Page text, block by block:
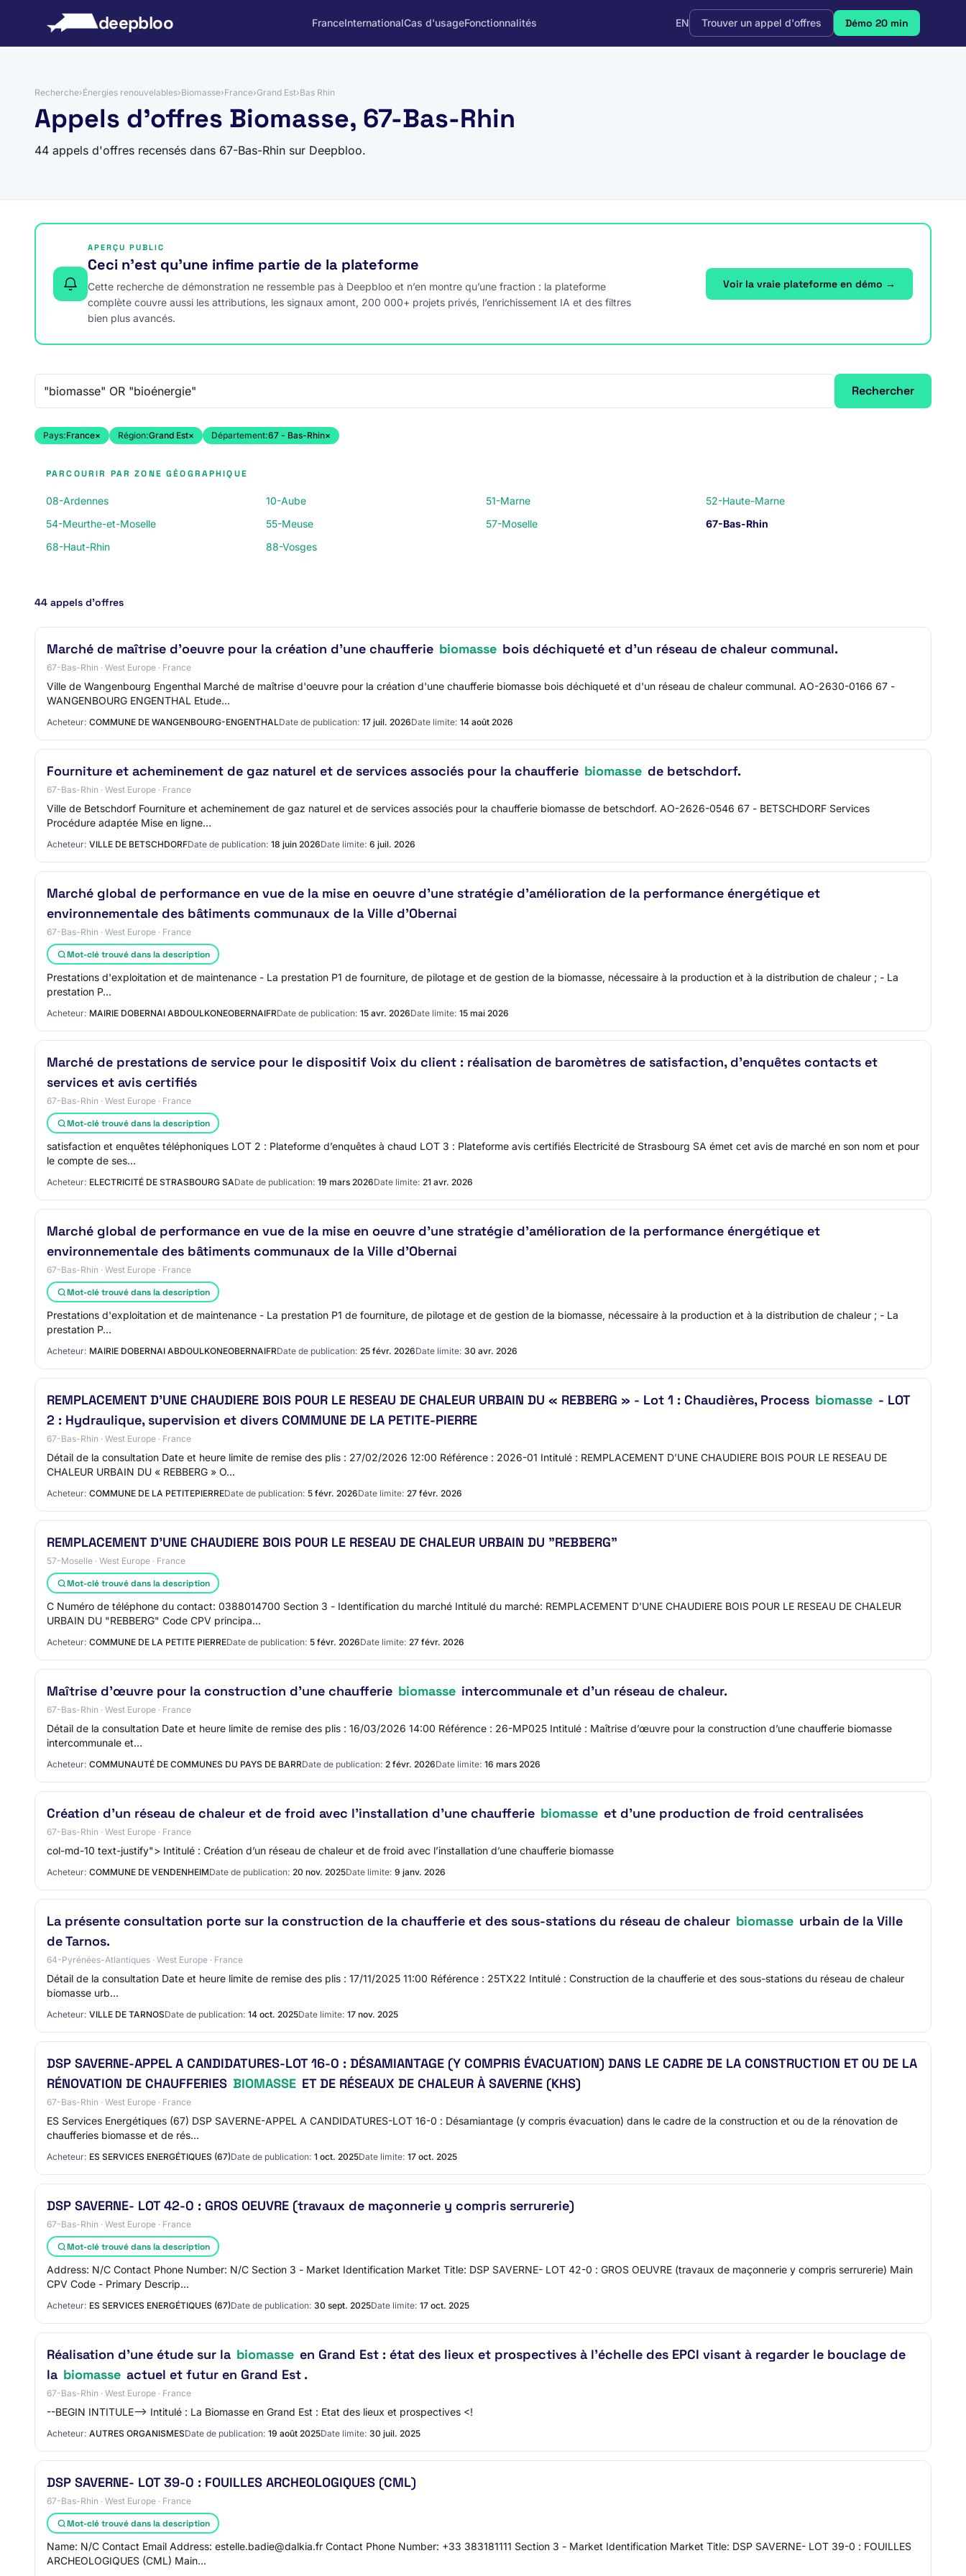
deepbloo FranceInternationalCas d'usageFonctionnalités EN Trouver un appel d'offres Démo 20 min
Recherche›Énergies renouvelables›Biomasse›France›Grand Est›Bas Rhin
Appels d'offres Biomasse, 67-Bas-Rhin
44 appels d'offres recensés dans 67-Bas-Rhin sur Deepbloo.
APERÇU PUBLIC
Ceci n’est qu’une infime partie de la plateforme
Cette recherche de démonstration ne ressemble pas à Deepbloo et n’en montre qu’une fraction : la plateforme
complète couvre aussi les attributions, les signaux amont, 200 000+ projets privés, l’enrichissement IA et des filtres
bien plus avancés.
Voir la vraie plateforme en démo →
Rechercher
Pays:France× Région:Grand Est× Département:67 - Bas-Rhin×
PARCOURIR PAR ZONE GÉOGRAPHIQUE
08-Ardennes 10-Aube 51-Marne
52-Haute-Marne
54-Meurthe-et-Moselle
55-Meuse 57-Moselle
67-Bas-Rhin
68-Haut-Rhin
88-Vosges
44 appels d’offres
Marché de maîtrise d'oeuvre pour la création d'une chaufferie biomasse bois déchiqueté et d'un réseau de chaleur communal.
67-Bas-Rhin · West Europe · France
Ville de Wangenbourg Engenthal Marché de maîtrise d'oeuvre pour la création d'une chaufferie biomasse bois déchiqueté et d'un réseau de chaleur communal. AO-2630-0166 67 -
WANGENBOURG ENGENTHAL Etude…
Acheteur: COMMUNE DE WANGENBOURG-ENGENTHALDate de publication: 17 juil. 2026Date limite: 14 août 2026
Fourniture et acheminement de gaz naturel et de services associés pour la chaufferie biomasse de betschdorf.
67-Bas-Rhin · West Europe · France
Ville de Betschdorf Fourniture et acheminement de gaz naturel et de services associés pour la chaufferie biomasse de betschdorf. AO-2626-0546 67 - BETSCHDORF Services
Procédure adaptée Mise en ligne…
Acheteur: VILLE DE BETSCHDORFDate de publication: 18 juin 2026Date limite: 6 juil. 2026
Marché global de performance en vue de la mise en oeuvre d'une stratégie d'amélioration de la performance énergétique et
environnementale des bâtiments communaux de la Ville d'Obernai
67-Bas-Rhin · West Europe · France
Mot-clé trouvé dans la description
Prestations d'exploitation et de maintenance - La prestation P1 de fourniture, de pilotage et de gestion de la biomasse, nécessaire à la production et à la distribution de chaleur ; - La
prestation P…
Acheteur: MAIRIE DOBERNAI ABDOULKONEOBERNAIFRDate de publication: 15 avr. 2026Date limite: 15 mai 2026
Marché de prestations de service pour le dispositif Voix du client : réalisation de baromètres de satisfaction, d’enquêtes contacts et
services et avis certifiés
67-Bas-Rhin · West Europe · France
Mot-clé trouvé dans la description
satisfaction et enquêtes téléphoniques LOT 2 : Plateforme d’enquêtes à chaud LOT 3 : Plateforme avis certifiés Electricité de Strasbourg SA émet cet avis de marché en son nom et pour
le compte de ses…
Acheteur: ELECTRICITÉ DE STRASBOURG SADate de publication: 19 mars 2026Date limite: 21 avr. 2026
Marché global de performance en vue de la mise en oeuvre d'une stratégie d'amélioration de la performance énergétique et
environnementale des bâtiments communaux de la Ville d'Obernai
67-Bas-Rhin · West Europe · France
Mot-clé trouvé dans la description
Prestations d'exploitation et de maintenance - La prestation P1 de fourniture, de pilotage et de gestion de la biomasse, nécessaire à la production et à la distribution de chaleur ; - La
prestation P…
Acheteur: MAIRIE DOBERNAI ABDOULKONEOBERNAIFRDate de publication: 25 févr. 2026Date limite: 30 avr. 2026
REMPLACEMENT D’UNE CHAUDIERE BOIS POUR LE RESEAU DE CHALEUR URBAIN DU « REBBERG » - Lot 1 : Chaudières, Process biomasse - LOT
2 : Hydraulique, supervision et divers COMMUNE DE LA PETITE-PIERRE
67-Bas-Rhin · West Europe · France
Détail de la consultation Date et heure limite de remise des plis : 27/02/2026 12:00 Référence : 2026-01 Intitulé : REMPLACEMENT D’UNE CHAUDIERE BOIS POUR LE RESEAU DE
CHALEUR URBAIN DU « REBBERG » O…
Acheteur: COMMUNE DE LA PETITEPIERREDate de publication: 5 févr. 2026Date limite: 27 févr. 2026
REMPLACEMENT D'UNE CHAUDIERE BOIS POUR LE RESEAU DE CHALEUR URBAIN DU "REBBERG"
57-Moselle · West Europe · France
Mot-clé trouvé dans la description
C Numéro de téléphone du contact: 0388014700 Section 3 - Identification du marché Intitulé du marché: REMPLACEMENT D'UNE CHAUDIERE BOIS POUR LE RESEAU DE CHALEUR
URBAIN DU "REBBERG" Code CPV principa…
Acheteur: COMMUNE DE LA PETITE PIERREDate de publication: 5 févr. 2026Date limite: 27 févr. 2026
Maîtrise d’œuvre pour la construction d’une chaufferie biomasse intercommunale et d’un réseau de chaleur.
67-Bas-Rhin · West Europe · France
Détail de la consultation Date et heure limite de remise des plis : 16/03/2026 14:00 Référence : 26-MP025 Intitulé : Maîtrise d’œuvre pour la construction d’une chaufferie biomasse
intercommunale et…
Acheteur: COMMUNAUTÉ DE COMMUNES DU PAYS DE BARRDate de publication: 2 févr. 2026Date limite: 16 mars 2026
Création d’un réseau de chaleur et de froid avec l’installation d’une chaufferie biomasse et d’une production de froid centralisées
67-Bas-Rhin · West Europe · France
col-md-10 text-justify"> Intitulé : Création d’un réseau de chaleur et de froid avec l’installation d’une chaufferie biomasse
Acheteur: COMMUNE DE VENDENHEIMDate de publication: 20 nov. 2025Date limite: 9 janv. 2026
La présente consultation porte sur la construction de la chaufferie et des sous-stations du réseau de chaleur biomasse urbain de la Ville
de Tarnos.
64-Pyrénées-Atlantiques · West Europe · France
Détail de la consultation Date et heure limite de remise des plis : 17/11/2025 11:00 Référence : 25TX22 Intitulé : Construction de la chaufferie et des sous-stations du réseau de chaleur
biomasse urb…
Acheteur: VILLE DE TARNOSDate de publication: 14 oct. 2025Date limite: 17 nov. 2025
DSP SAVERNE-APPEL A CANDIDATURES-LOT 16-0 : DÉSAMIANTAGE (Y COMPRIS ÉVACUATION) DANS LE CADRE DE LA CONSTRUCTION ET OU DE LA
RÉNOVATION DE CHAUFFERIES BIOMASSE ET DE RÉSEAUX DE CHALEUR À SAVERNE (KHS)
67-Bas-Rhin · West Europe · France
ES Services Energétiques (67) DSP SAVERNE-APPEL A CANDIDATURES-LOT 16-0 : Désamiantage (y compris évacuation) dans le cadre de la construction et ou de la rénovation de
chaufferies biomasse et de rés…
Acheteur: ES SERVICES ENERGÉTIQUES (67)Date de publication: 1 oct. 2025Date limite: 17 oct. 2025
DSP SAVERNE- LOT 42-0 : GROS OEUVRE (travaux de maçonnerie y compris serrurerie)
67-Bas-Rhin · West Europe · France
Mot-clé trouvé dans la description
Address: N/C Contact Phone Number: N/C Section 3 - Market Identification Market Title: DSP SAVERNE- LOT 42-0 : GROS OEUVRE (travaux de maçonnerie y compris serrurerie) Main
CPV Code - Primary Descrip…
Acheteur: ES SERVICES ENERGÉTIQUES (67)Date de publication: 30 sept. 2025Date limite: 17 oct. 2025
Réalisation d’une étude sur la biomasse en Grand Est : état des lieux et prospectives à l'échelle des EPCI visant à regarder le bouclage de
la biomasse actuel et futur en Grand Est .
67-Bas-Rhin · West Europe · France
--BEGIN INTITULE--> Intitulé : La Biomasse en Grand Est : Etat des lieux et prospectives <!
Acheteur: AUTRES ORGANISMESDate de publication: 19 août 2025Date limite: 30 juil. 2025
DSP SAVERNE- LOT 39-0 : FOUILLES ARCHEOLOGIQUES (CML)
67-Bas-Rhin · West Europe · France
Mot-clé trouvé dans la description
Name: N/C Contact Email Address: estelle.badie@dalkia.fr Contact Phone Number: +33 383181111 Section 3 - Market Identification Market Title: DSP SAVERNE- LOT 39-0 : FOUILLES
ARCHEOLOGIQUES (CML) Main…